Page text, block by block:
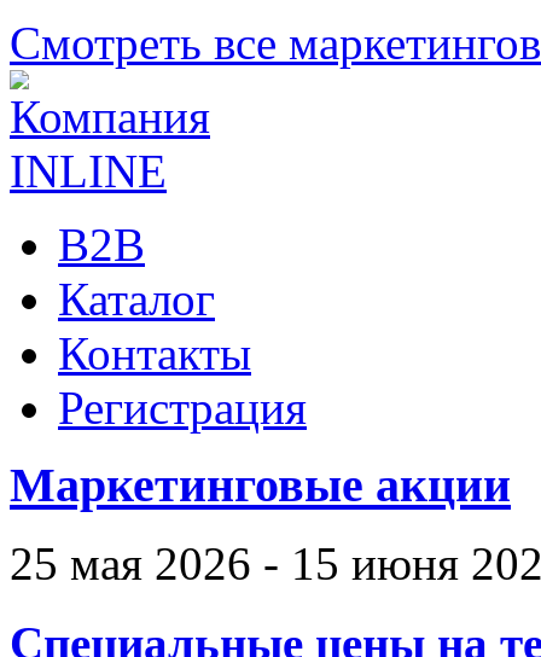
Смотреть все
B2B
Каталог
Контакты
Регистрация
Маркетинговые акции
25 мая 2026 - 15 июня
Специальные цены на